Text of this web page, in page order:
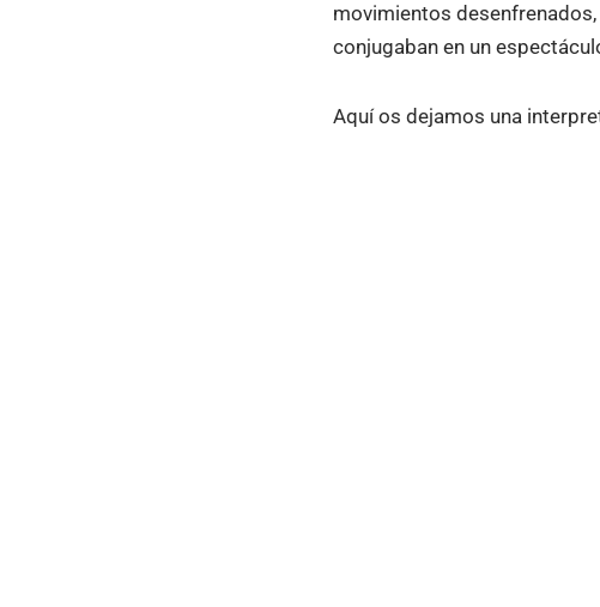
movimientos
conjugaban en un
Aquí os dejamos una